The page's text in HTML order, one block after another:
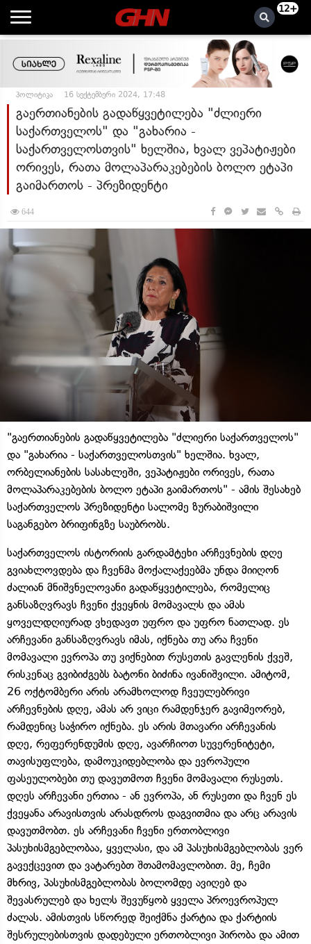
12+
პოლიტიკა 16 სექტემბერი 2024, 17:48
გაერთიანების გადაწყვეტილება "ძლიერი
საქართველოს" და "გახარია -
საქართველოსთვის" ხელშია, ხვალ ვეპატიჟები
ორივეს, რათა მოლაპარაკებების ბოლო ეტაპი
გაიმართოს - პრეზიდენტი
644
"გაერთიანების გადაწყვეტილება "ძლიერი საქართველოს"
და "გახარია - საქართველოსთვის" ხელშია. ხვალ,
ორბელიანების სასახლეში, ვეპატიჟები ორივეს, რათა
მოლაპარაკებების ბოლო ეტაპი გაიმართოს" - ამის შესახებ
საქართველოს პრეზიდენტი სალომე ზურაბიშვილი
საგანგებო ბრიფინგზე საუბრობს.
საქართველოს ისტორიის გარდამტეხი არჩევნების დღე
გვიახლოვდება და ჩვენმა მოქალაქეებმა უნდა მიიღონ
ძალიან მნიშვნელოვანი გადაწყვეტილება, რომელიც
განსაზღვრავს ჩვენი ქვეყნის მომავალს და ამას
ყოველდღიურად ვხედავთ უფრო და უფრო ნათლად. ეს
არჩევანი განსაზღვრავს იმას, იქნება თუ არა ჩვენი
მომავალი ევროპა თუ ვიქნებით რუსეთის გავლენის ქვეშ,
რისკენაც გვიბიძგებს ბატონი ბიძინა ივანიშვილი. ამიტომ,
26 ოქტომბერი არის არამხოლოდ ჩვეულებრივი
არჩევნების დღე, ამას არ ვიცი რამდენჯერ გავიმეორებ,
რამდენიც საჭირო იქნება. ეს არის მთავარი არჩევანის
დღე, რეფერენდუმის დღე, ავარჩიოთ სუვერენიტეტი,
თავისუფლება, დამოუკიდებლობა და ევროპული
ფასეულობები თუ დავუთმოთ ჩვენი მომავალი რუსეთს.
დღეს არჩევანი ერთია - ან ევროპა, ან რუსეთი და ჩვენ ეს
ქვეყანა არავისთვის არასდროს დაგვითმია და არც არავის
დავუთმობთ. ეს არჩევანი ჩვენი ერთობლივი
პასუხისმგებლობაა, ყველასი, და ამ პასუხისმგებლობას ვერ
გავექცევით და ვატარებთ შთამომავლობით. მე, ჩემი
მხრივ, პასუხისმგებლობას ბოლომდე ავიღებ და
შევასრულებ და ხელს შევუწყობ ყველა პროევროპულ
ძალას. ამისთვის სწორედ შეიქმნა ქარტია და ქარტიის
შესრულებისთვის დადებული ერთობლივი პირობა და ამით